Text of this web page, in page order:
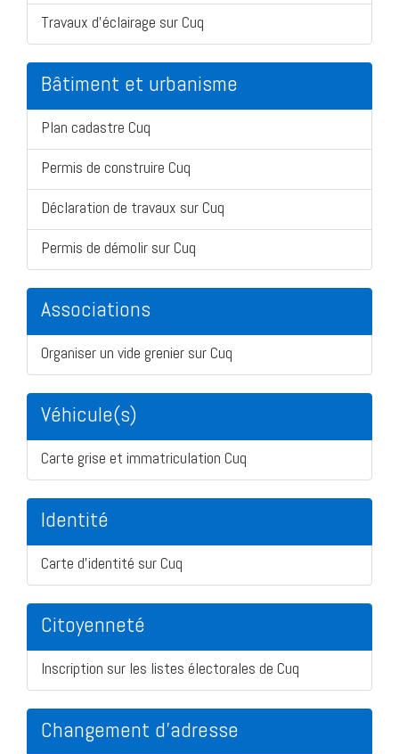
Travaux d'éclairage sur Cuq
Bâtiment et urbanisme
Plan cadastre Cuq
Permis de construire Cuq
Déclaration de travaux sur Cuq
Permis de démolir sur Cuq
Associations
Organiser un vide grenier sur Cuq
Véhicule(s)
Carte grise et immatriculation Cuq
Identité
Carte d'identité sur Cuq
Citoyenneté
Inscription sur les listes électorales de Cuq
Changement d'adresse